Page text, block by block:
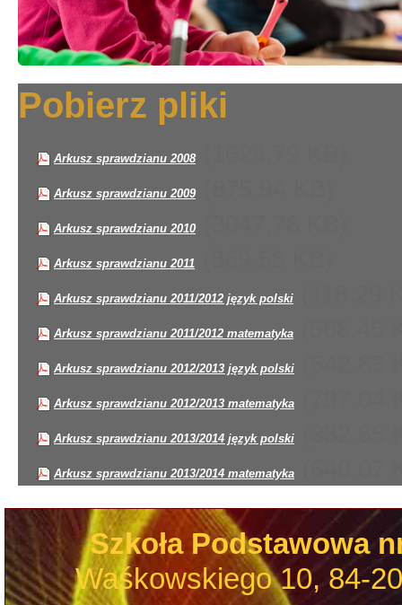
Pobierz pliki
Arkusz sprawdzianu 2008
Arkusz sprawdzianu 2009
Arkusz sprawdzianu 2010
Arkusz sprawdzianu 2011
Arkusz sprawdzianu 2011/2012 język polski
Arkusz sprawdzianu 2011/2012 matematyka
Arkusz sprawdzianu 2012/2013 język polski
Arkusz sprawdzianu 2012/2013 matematyka
Arkusz sprawdzianu 2013/2014 język polski
Arkusz sprawdzianu 2013/2014 matematyka
Szkoła Podstawowa
Waśkowskiego 10, 84-